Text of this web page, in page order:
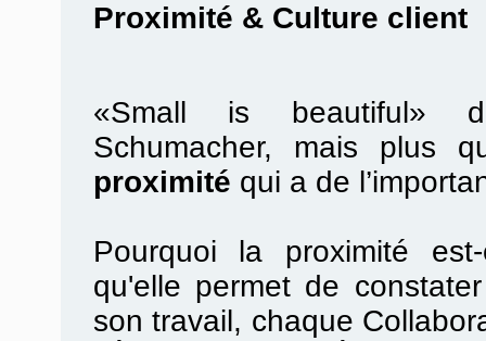
Proximité & Culture client
«Small is beautiful»
Schumacher, mais plus
proximité qui a de
Pourquoi la proximité
qu'elle permet de
son travail, chaque